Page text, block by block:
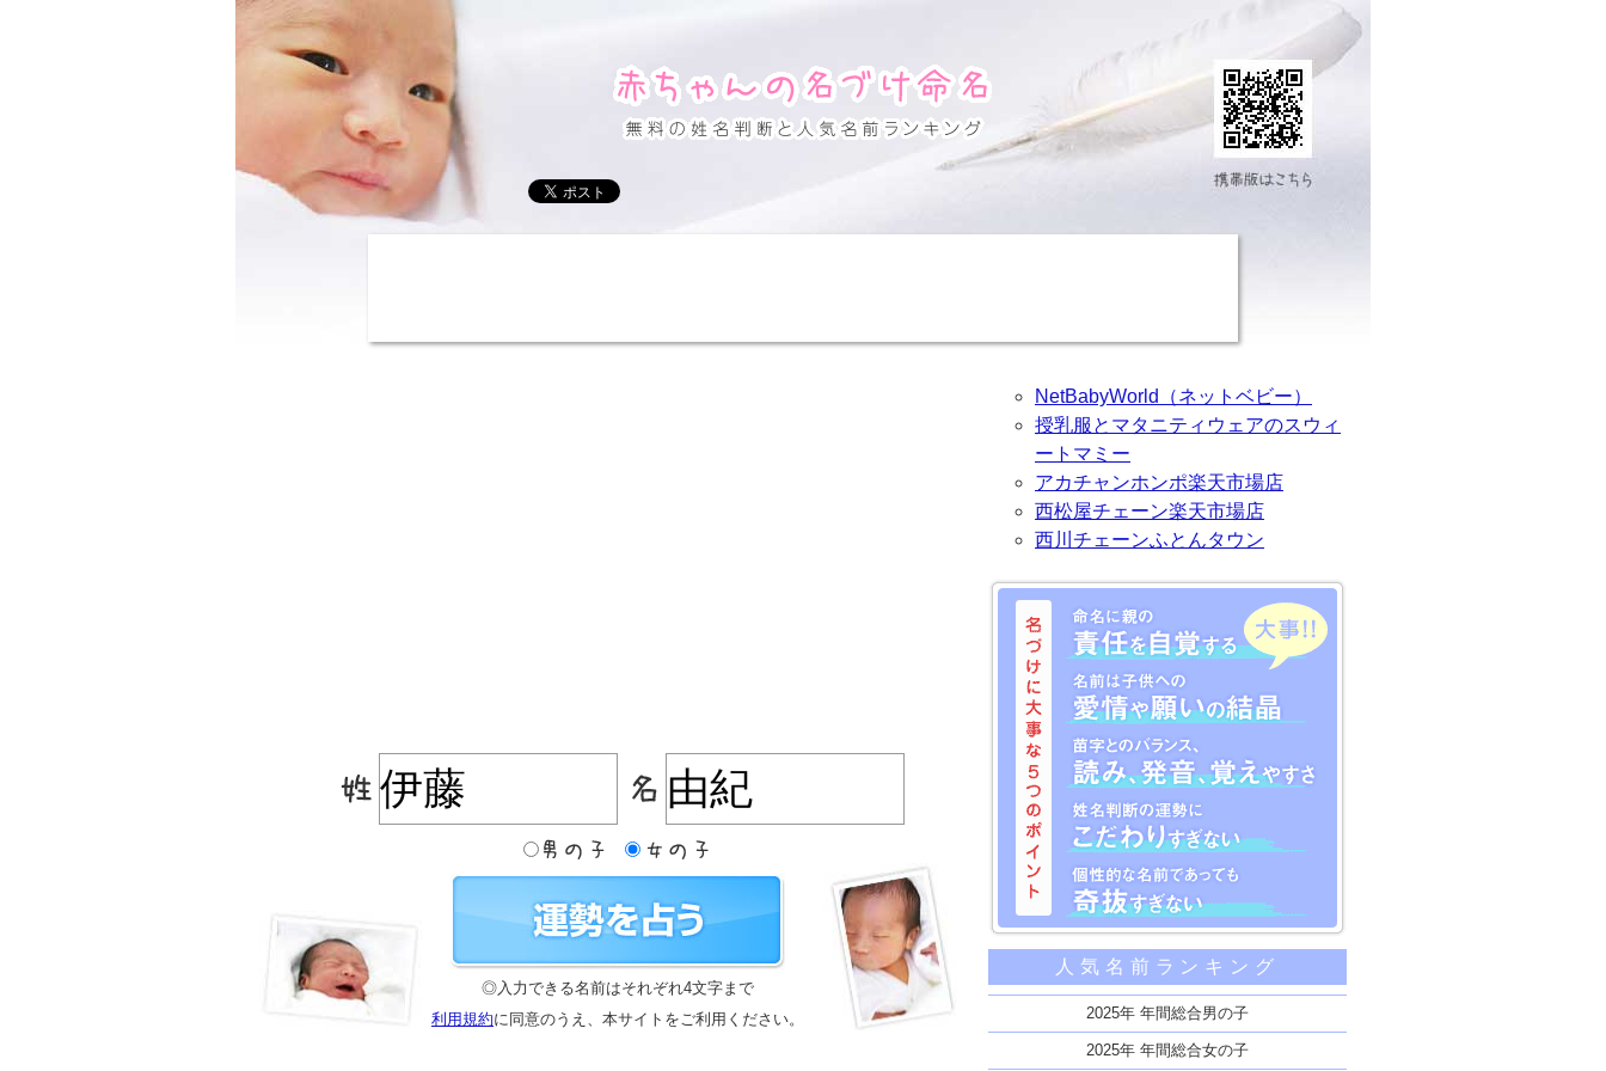
◎入力できる名前はそれぞれ4文字まで
利用規約に同意のうえ、本サイトをご利用ください。
NetBabyWorld（ネットベビー）
授乳服とマタニティウェアのスウィ
ートマミー
アカチャンホンポ楽天市場店
西松屋チェーン楽天市場店
西川チェーンふとんタウン
名づけに大事な5つのポイント
命名に親の責任を自覚する
名前は子供への愛情や願いの結晶
苗字とのバランス、読み、発音、覚えやすさ
姓名判断の運勢にこだわりすぎない
人気名前ランキング
2025年 年間総合男の子
2025年 年間総合女の子